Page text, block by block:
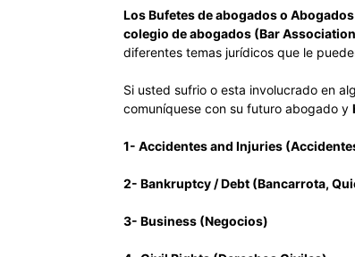
Los Bufetes de abogados o
colegio de abogados (Bar
diferentes temas jurídicos que le
Si usted sufrio o esta involucrado en
comuníquese con su futuro abogado y
1- Accidentes and Injuries
2- Bankruptcy / Debt (Bancarrota,
3- Business (Negocios)